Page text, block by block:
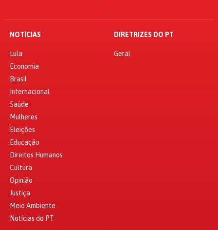
NOTÍCIAS
Lula
Economia
Brasil
Internacional
Saúde
Mulheres
Eleições
Educação
Direitos Humanos
Cultura
Opinião
Justiça
Meio Ambiente
Notícias do PT
DIRETRIZES DO PT
Geral